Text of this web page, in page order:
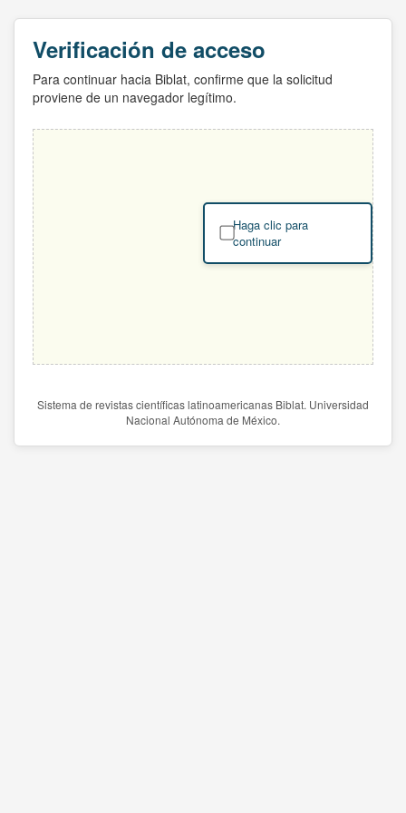
Verificación de acceso
Para continuar hacia Biblat, confirme que la solicitud
proviene de un navegador legítimo.
Haga clic para
continuar
Sistema de revistas científicas latinoamericanas Biblat. Universidad
Nacional Autónoma de México.